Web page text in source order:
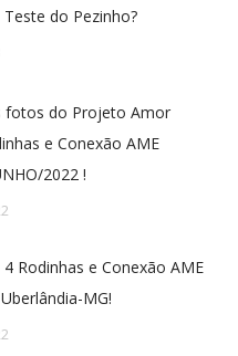
do Pezinho?
fotos do Projeto Amor
e Conexão AME
2022 !
Rodinhas e Conexão AME
MG!